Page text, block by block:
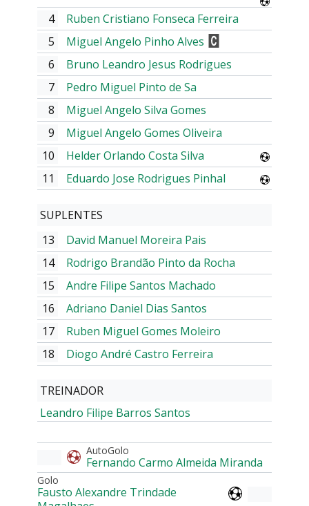
4
Ruben Cristiano Fonseca Ferreira
5
Miguel Angelo Pinho Alves
6
Bruno Leandro Jesus Rodrigues
7
Pedro Miguel Pinto de Sa
8
Miguel Angelo Silva Gomes
9
Miguel Angelo Gomes Oliveira
10
Helder Orlando Costa Silva
11
Eduardo Jose Rodrigues Pinhal
SUPLENTES
13
David Manuel Moreira Pais
14
Rodrigo Brandão Pinto da Rocha
15
Andre Filipe Santos Machado
16
Adriano Daniel Dias Santos
17
Ruben Miguel Gomes Moleiro
18
Diogo André Castro Ferreira
TREINADOR
Leandro Filipe Barros Santos
AutoGolo
Fernando Carmo Almeida Miranda
Golo
Fausto Alexandre Trindade